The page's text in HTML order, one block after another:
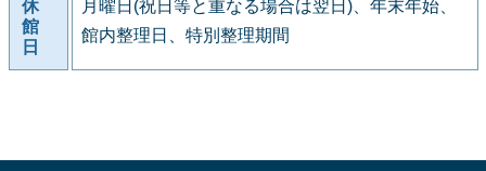
休
館
日
月曜日(祝日等と重なる場合は翌日)、年末年始、
館内整理日、特別整理期間